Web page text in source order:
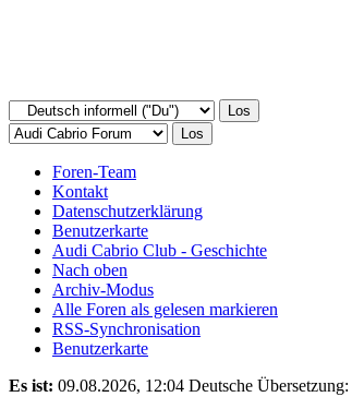
Foren-Team
Kontakt
Datenschutzerklärung
Benutzerkarte
Audi Cabrio Club - Geschichte
Nach oben
Archiv-Modus
Alle Foren als gelesen markieren
RSS-Synchronisation
Benutzerkarte
Es ist: 09.08.2026, 12:04 Deutsche Übersetzung: